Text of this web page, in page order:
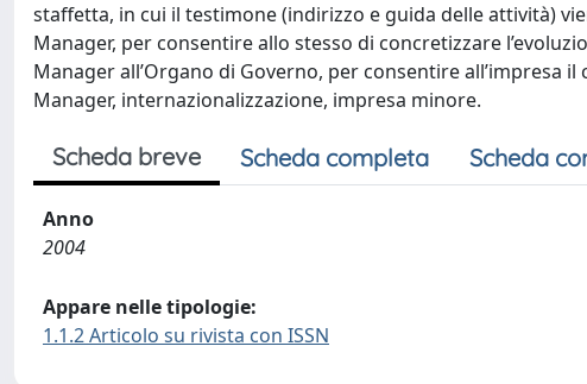
staffetta, in cui il testimone (indirizzo e guida delle attività)
Manager, per consentire allo stesso di concretizzare
Manager all’Organo di Governo, per consentire
Manager, internazionalizzazione, impresa minore.
Scheda breve Scheda completa Scheda
Anno
2004
Appare nelle tipologie:
1.1.2 Articolo su rivista con ISSN